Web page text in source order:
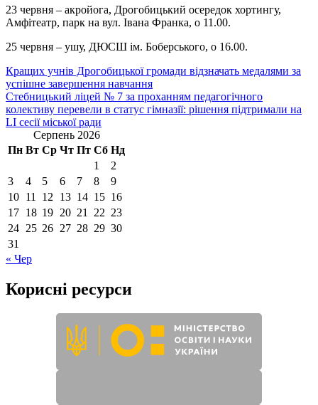
23 червня – акройога, Дрогобицький осередок хортингу,
Амфітеатр, парк на вул. Івана Франка, о 11.00.
25 червня – ушу, ДЮСШ ім. Боберського, о 16.00.
Навігація
записів
Кращих учнів Дрогобицької громади відзначать медалями за
успішне завершення навчання
Стебницький ліцей № 7 за проханням педагогічного
колективу перевели в статус гімназії: рішення підтримали на
LI сесії міської ради
Серпень 2026
Пн Вт Ср Чт Пт Сб Нд
1
2
3
4 5 6 7 8
9
10 11 12 13 14 15 16
17 18 19 20 21 22 23
24 25 26 27 28 29 30
31
« Чер
Корисні ресурси